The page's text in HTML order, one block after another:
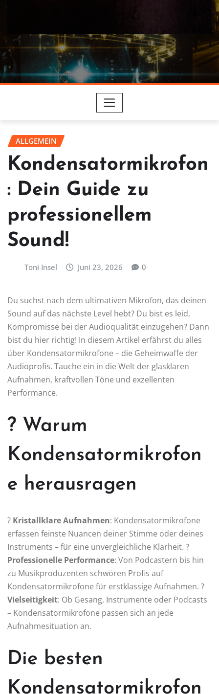
ALLGEMEIN
Kondensatormikrofon
: Dein Guide zu
professionellem
Sound!
Toni Insel Juni 23, 2026 0
Du suchst nach dem ultimativen Mikrofon, das deinen
Sound auf das nächste Level hebt? Du bist es leid,
Kompromisse bei der Audioqualität einzugehen? Dann
bist du hier richtig! In diesem Artikel erfährst du alles
über Kondensatormikrofone – die Geheimwaffe der
Audioprofis. Tauche ein in die Welt der glasklaren
Aufnahmen, kraftvollen Töne und exzellenten
Performance.
? Warum
Kondensatormikrofon
e herausragen
? Kristallklare Aufnahmen: Kondensatormikrofone
erfassen feinste Nuancen deiner Stimme oder deines
Instruments – für eine unvergleichliche Klarheit. ?
Professionelle Performance: Von Podcastern bis hin
zu Musikproduzenten schwören Profis auf
Kondensatormikrofone für erstklassige Aufnahmen. ?
Vielseitigkeit: Ob Gesang, Instrumente oder Podcasts
– Kondensatormikrofone passen sich an jede
Aufnahmesituation an.
Die besten
Kondensatormikrofon